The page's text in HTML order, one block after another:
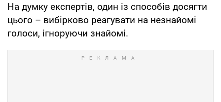
На думку експертів, один із способів досягти
цього – вибірково реагувати на незнайомі
голоси, ігноруючи знайомі.